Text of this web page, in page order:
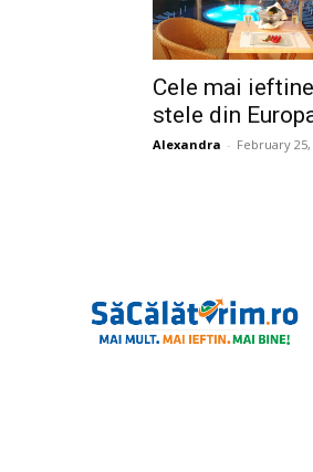
Cele mai
stele din
Alexandra - February 25,